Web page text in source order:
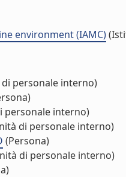
environment (IAMC)
personale interno)
personale interno)
di personale interno)
(Persona)
di personale interno)